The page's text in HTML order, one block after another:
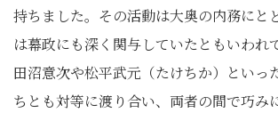
持ちました。その活動は大奥の内務にと
は幕政にも深く関与していたともいわれ
田沼意次や松平武元（たけちか）といっ
ちとも対等に渡り合い、両者の間で巧み